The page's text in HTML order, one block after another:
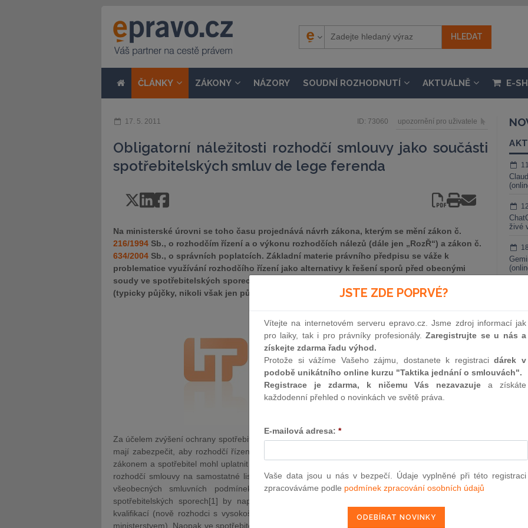
ČLÁNKY ZÁKONY NÁZORY SOUDNÍ ROZHODNUTÍ AKTUÁLNĚ E-
17. 5. 2011 ID: 73060 upozornění pro uživatele
Obligatorní náležitosti rozhodčí smlouvy jako součásti
spotřebitelských smluv de lege ferenda
Na ministerské úrovni se toho času projednává návrh zákona, kterým se mění zákon č.
216/1994 Sb., o rozhodčím řízení a o výkonu rozhodčích nálezů (dále jen „RozŘ“) a zákon č.
634/2004 Sb., o správních poplatcích. Základní materie právního předpisu se váže k
problematice využívání rozhodčího řízení jako alternativy k řešení sporů před obecnými
soudy ve spotřebitelských sporech, tzn. sporech vzniklých ze spotřebitelských smluv
(typicky půjčky, nikoli však jen půjčky).
Za účelem zvýšení ochrany spotřebitele konstruuje Ministerstvo spravedlnosti několik opatření, které
mají zabezpečit, aby rozhodčí řízení, jehož účastníkem je spotřebitel, proběhlo plně v souladu se
zákonem a spotřebitel mohl uplatnit všechna svá práva. Jedná se zejména o povinnost sjednávání
rozhodčí smlouvy na samostatné listině tak, aby se zamezilo „utajení“ rozhodčí smlouvy ve změti
všeobecných smluvních podmínek, jež jsou obvyklou součástí spotřebitelských smluv. Ve
spotřebitelských sporech[1] by napříště mohli rozhodovat jen rozhodci s vyšší než dosavadní
kvalifikací (nově rozhodci s vysokoškolským vzděláním, evidovaní v seznamu rozhodců vedeným
ministerstvem). Naopak ve spotřebitelských sporech by nesmělo být rozhodováno na základě zásad
živé
JSTE ZDE POPRVÉ?
Vítejte na internetovém serveru epravo.cz. Jsme zdroj informací jak
pro laiky, tak i pro právníky profesionály.Zaregistrujte se u nás a
získejte zdarma řadu výhod.
Protože si vážíme Vašeho zájmu, dostanete k registracidárek v
podobě unikátního online kurzu "Taktika jednání o smlouvách".
Registrace je zdarma, k ničemu Vás nezavazuje a získáte
každodenní přehled o novinkách ve světě práva.
E-mailová adresa: *
Vaše data jsou u nás v bezpečí. Údaje vyplněné při této registraci
zpracováváme podle podmínek zpracování osobních údajů